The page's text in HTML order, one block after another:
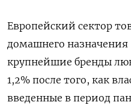
Европейский сектор
домашнего назначения
крупнейшие бренды
1,2% после того, как
введенные в период